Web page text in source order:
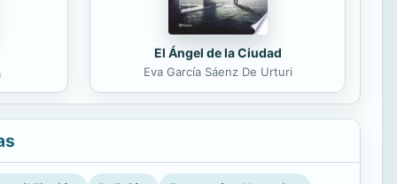
El Ángel de la Ciudad
Eva García Sáenz De Urturi